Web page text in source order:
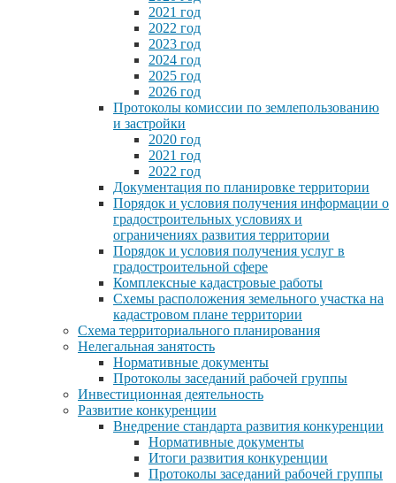
2021 год
2022 год
2023 год
2024 год
2025 год
2026 год
Протоколы комиссии по землепользованию
и застройки
2020 год
2021 год
2022 год
Документация по планировке территории
Порядок и условия получения информации о
градостроительных условиях и
ограничениях развития территории
Порядок и условия получения услуг в
градостроительной сфере
Комплексные кадастровые работы
Схемы расположения земельного участка на
кадастровом плане территории
Схема территориального планирования
Нелегальная занятость
Нормативные документы
Протоколы заседаний рабочей группы
Инвестиционная деятельность
Развитие конкуренции
Внедрение стандарта развития конкуренции
Нормативные документы
Итоги развития конкуренции
Протоколы заседаний рабочей группы